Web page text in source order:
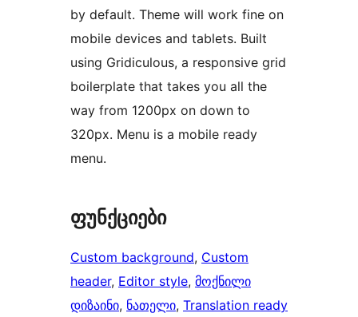
by default. Theme will work fine on
mobile devices and tablets. Built
using Gridiculous, a responsive grid
boilerplate that takes you all the
way from 1200px on down to
320px. Menu is a mobile ready
menu.
ფუნქციები
Custom background, Custom
header, Editor style, მოქნილი
დიზაინი, ნათელი, Translation ready